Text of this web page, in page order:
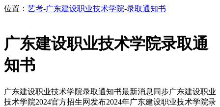
位置： 艺考-广东建设职业技术学院-录取通知书
广东建设职业技术学院录取通
知书
广东建设职业技术学院录取通知书最新消息同步广东建设职业
技术学院2024官方招生网发布2024年广东建设职业技术学院录